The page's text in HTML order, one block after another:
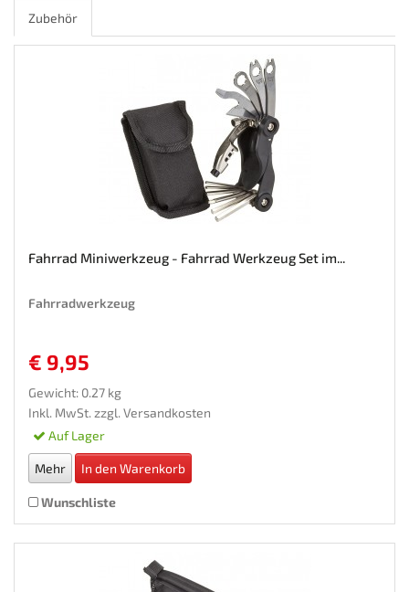
Zubehör
Fahrrad Miniwerkzeug - Fahrrad Werkzeug Set im...
Fahrradwerkzeug
€ 9,95
Gewicht: 0.27 kg
Inkl. MwSt. zzgl. Versandkosten
Auf Lager
Mehr In den Warenkorb
Wunschliste